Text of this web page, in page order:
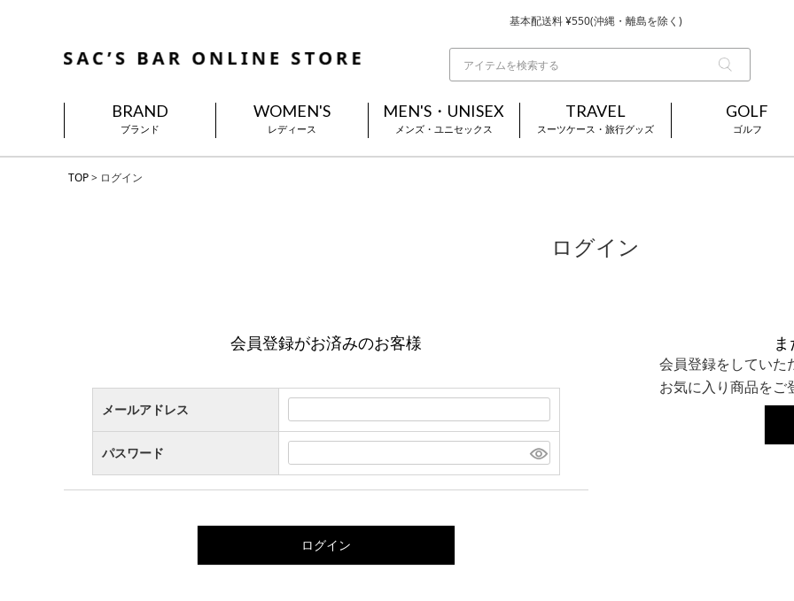
基本配送料 ¥550(沖縄・離島を除く)
BRAND
ブランド
WOMEN'S
レディース
MEN'S・UNISEX
メンズ・ユニセックス
TRAVEL
スーツケース・旅行グッズ
GOLF
ゴルフ
TOP ログイン
ログイン
会員登録がお済みのお客様
メールアドレス
パスワード
ログイン
会員登録をしていた
お気に入り商品をご